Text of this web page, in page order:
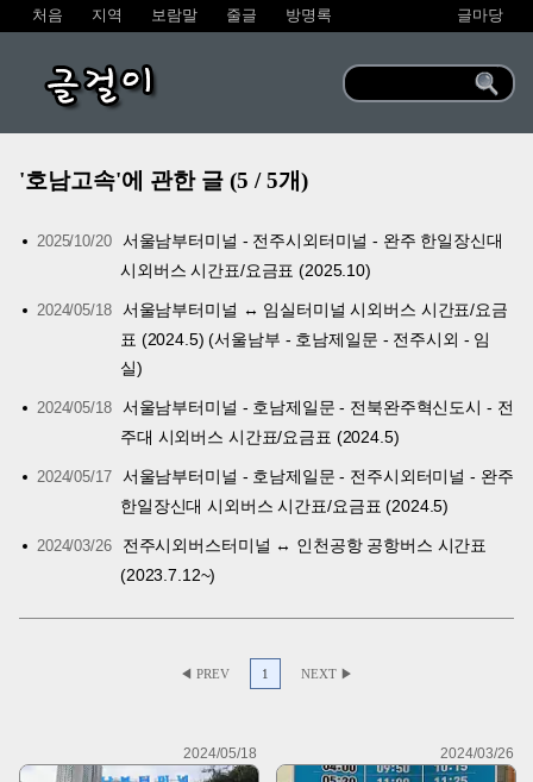
처음 지역 보람말 줄글 방명록 글마당
글걸이
'호남고속'에 관한 글 (5 / 5개)
2025/10/20
서울남부터미널 - 전주시외터미널 - 완주 한일장신대
시외버스 시간표/요금표 (2025.10)
2024/05/18
서울남부터미널 ↔ 임실터미널 시외버스 시간표/요금
표 (2024.5) (서울남부 - 호남제일문 - 전주시외 - 임
실)
2024/05/18
서울남부터미널 - 호남제일문 - 전북완주혁신도시 - 전
주대 시외버스 시간표/요금표 (2024.5)
2024/05/17
서울남부터미널 - 호남제일문 - 전주시외터미널 - 완주
한일장신대 시외버스 시간표/요금표 (2024.5)
2024/03/26
전주시외버스터미널 ↔ 인천공항 공항버스 시간표
(2023.7.12~)
◀ PREV 1 NEXT ▶
2024/05/18 2024/03/26